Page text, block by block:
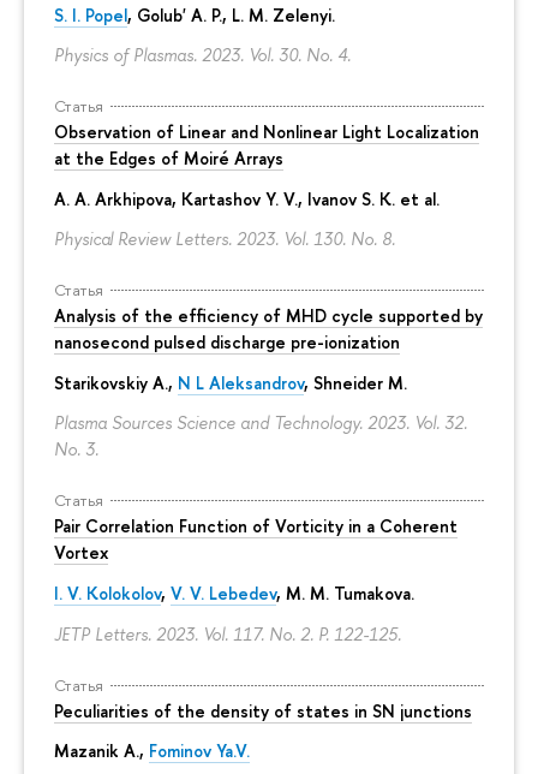
S. I. Popel, Golub' A. P., L. M. Zelenyi.
Physics of Plasmas. 2023. Vol. 30. No. 4.
Статья
Observation of Linear and Nonlinear Light Localization
at the Edges of Moiré Arrays
A. A. Arkhipova, Kartashov Y. V., Ivanov S. K. et al.
Physical Review Letters. 2023. Vol. 130. No. 8.
Статья
Analysis of the efficiency of MHD cycle supported by
nanosecond pulsed discharge pre-ionization
Starikovskiy A., N L Aleksandrov, Shneider M.
Plasma Sources Science and Technology. 2023. Vol. 32.
No. 3.
Статья
Pair Correlation Function of Vorticity in a Coherent
Vortex
I. V. Kolokolov, V. V. Lebedev, M. M. Tumakova.
JETP Letters. 2023. Vol. 117. No. 2. P. 122-125.
Статья
Peculiarities of the density of states in SN junctions
Mazanik A., Fominov Ya.V.